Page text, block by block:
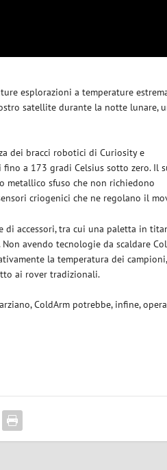
esplorazioni a temperature
satellite durante la notte lunare,
dei bracci robotici di Curiosity e
a 173 gradi Celsius sotto zero. Il
metallico sfuso che non richiedono
criogenici che ne regolano il
di accessori, tra cui una paletta in
avendo tecnologie da scaldare
la temperatura dei
ai rover tradizionali.
ColdArm potrebbe, infine,